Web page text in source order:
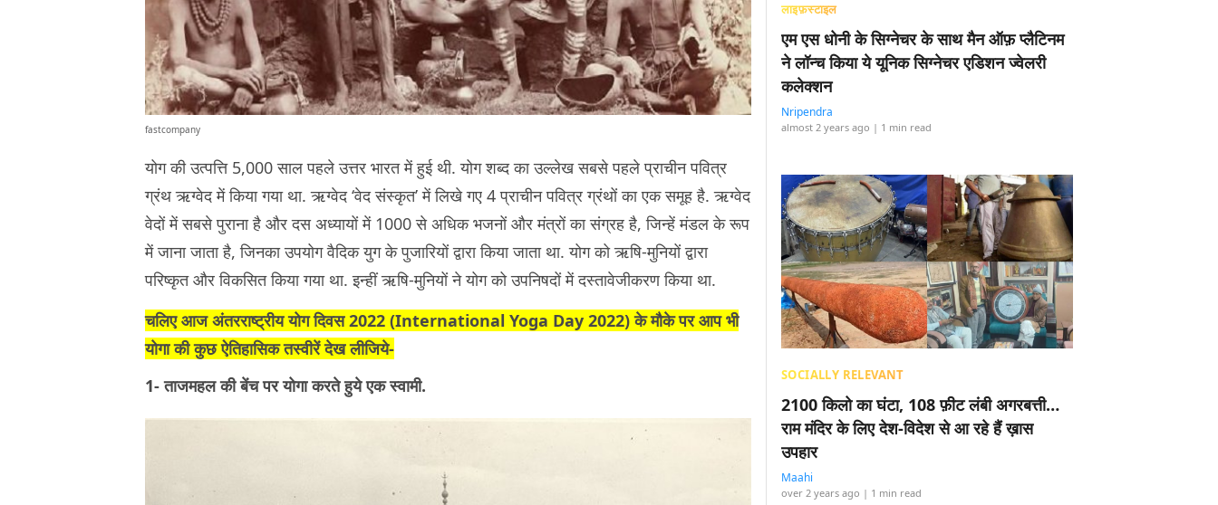
fastcompany
योग की उत्पत्ति 5,000 साल पहले उत्तर भारत में हुई थी. योग शब्द का उल्लेख सबसे पहले प्राचीन पवित्र
ग्रंथ ऋग्वेद में किया गया था. ऋग्वेद ‘वेद संस्कृत’ में लिखे गए 4 प्राचीन पवित्र ग्रंथों का एक समूह है. ऋग्वेद
वेदों में सबसे पुराना है और दस अध्यायों में 1000 से अधिक भजनों और मंत्रों का संग्रह है, जिन्हें मंडल के रूप
में जाना जाता है, जिनका उपयोग वैदिक युग के पुजारियों द्वारा किया जाता था. योग को ऋषि-मुनियों द्वारा
परिष्कृत और विकसित किया गया था. इन्हीं ऋषि-मुनियों ने योग को उपनिषदों में दस्तावेजीकरण किया था.
चलिए आज अंतरराष्ट्रीय योग दिवस 2022 (International Yoga Day 2022) के मौके पर आप भी
योगा की कुछ ऐतिहासिक तस्वीरें देख लीजिये-
1- ताजमहल की बेंच पर योगा करते हुये एक स्वामी.
लाइफ़स्टाइल
एम एस धोनी के सिग्नेचर के साथ मैन ऑफ़ प्लैटिनम
ने लॉन्च किया ये यूनिक सिग्नेचर एडिशन ज्वेलरी
कलेक्शन
Nripendra
almost 2 years ago | 1 min read
SOCIALLY RELEVANT
2100 किलो का घंटा, 108 फ़ीट लंबी अगरबत्ती…
राम मंदिर के लिए देश-विदेश से आ रहे हैं ख़ास
उपहार
Maahi
over 2 years ago | 1 min read